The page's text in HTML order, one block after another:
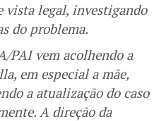
vista legal, investigando
do problema.
PAI vem acolhendo a
em especial a mãe,
a atualização do caso
A direção da